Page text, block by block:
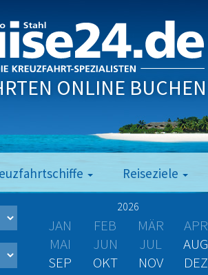
ONLINE BUCHEN
Reiseziele
2026
JAN FEB MÄR
APR
MAI
JUN JUL
AUG
SEP
OKT NOV DEZ